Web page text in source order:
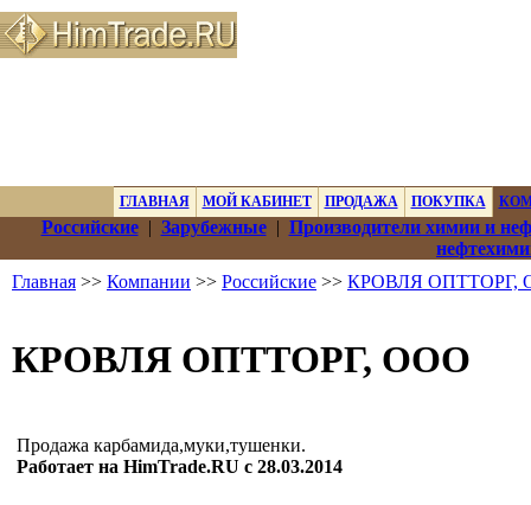
ГЛАВНАЯ МОЙ КАБИНЕТ ПРОДАЖА ПОКУПКА
Российские| Зарубежные| Производители химии и
Главная >> Компании >> Российские >> КРОВЛЯ ОПТТОРГ,
КРОВЛЯ ОПТТОРГ, ООО
Продажа карбамида,муки,тушенки.
Работает на HimTrade.RU с 28.03.2014